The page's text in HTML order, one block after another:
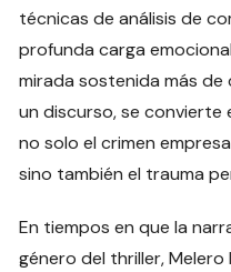
técnicas de análisis de
profunda carga
mirada sostenida más de
un discurso, se
no solo el crimen
sino también el trauma
En tiempos en que la
género del thriller,